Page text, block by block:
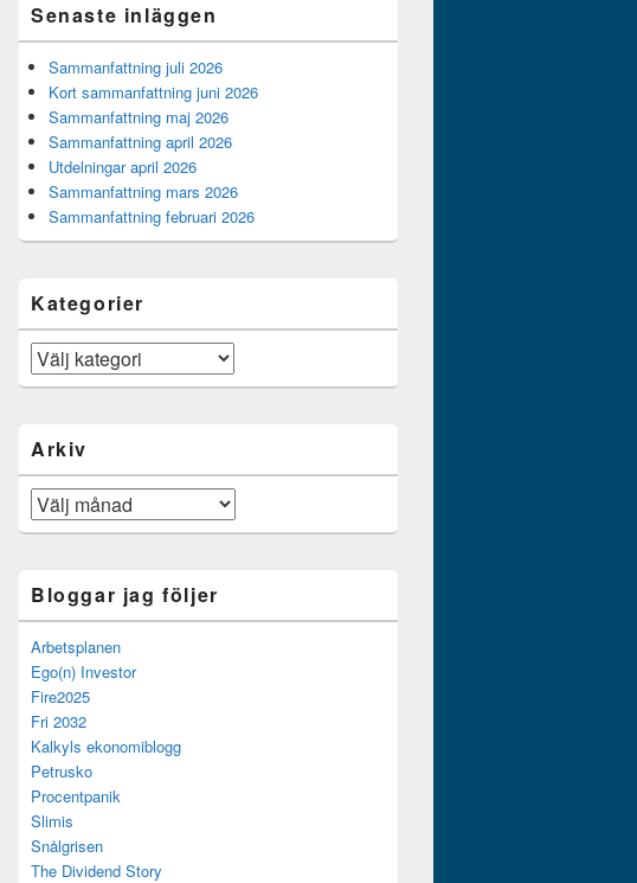
Senaste inläggen
Sammanfattning juli 2026
Kort sammanfattning juni 2026
Sammanfattning maj 2026
Sammanfattning april 2026
Utdelningar april 2026
Sammanfattning mars 2026
Sammanfattning februari 2026
Kategorier
Kategorier
Arkiv
Arkiv
Bloggar jag följer
Arbetsplanen
Ego(n) Investor
Fire2025
Fri 2032
Kalkyls ekonomiblogg
Petrusko
Procentpanik
Slimis
Snålgrisen
The Dividend Story